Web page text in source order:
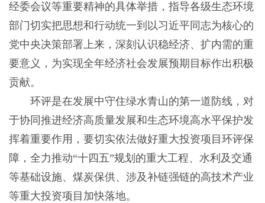
经委会议等重要精神的具体举措，指导各级生态环境
部门切实把思想和行动统一到以习近平同志为核心的
党中央决策部署上来，深刻认识稳经济、扩内需的重
要意义，为实现全年经济社会发展预期目标作出积极
贡献。
环评是在发展中守住绿水青山的第一道防线，对
于协同推进经济高质量发展和生态环境高水平保护发
挥着重要作用，要切实依法做好重大投资项目环评保
障，全力推动“十四五”规划的重大工程、水利及交通
等基础设施、煤炭保供、涉及补链强链的高技术产业
等重大投资项目加快落地。